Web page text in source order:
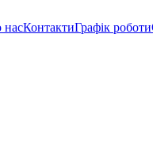
насКонтактиГрафік роботи